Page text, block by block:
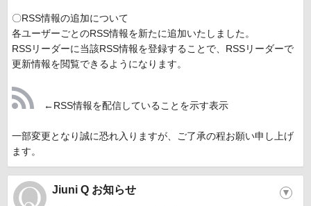
〇RSS情報の追加について
各ユーザーごとのRSS情報を新たに追加いたしました。
RSSリーダーに当該RSS情報を登録することで、RSSリーダーで
更新情報を閲覧できるようになります。
←RSS情報を配信していることを示す表示
一部変更となり誠に恐れ入りますが、ご了承の程お願い申し上げ
ます。
Jiuni Q お知らせ ▼